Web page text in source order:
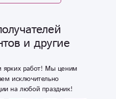
и другие
ярких работ! Мы ценим
исключительно
на любой праздник!